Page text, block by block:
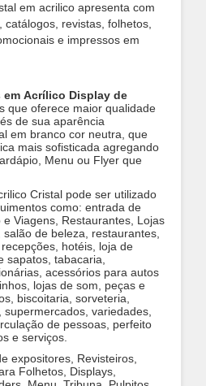
em acrilico apresenta com
revistas, folhetos,
e impressos em
Acrílico Display de
que oferece maior qualidade
de sua aparência
em branco cor neutra, que
mais sofisticada agregando
Menu ou Flyer que
Cristal pode ser utilizado
como: entrada de
Viagens, Restaurantes, Lojas
de beleza, restaurantes,
hotéis, loja de
sapatos, tabacaria,
acessórios para autos
lojas de som, peças e
biscoitaria, sorveteria,
variedades,
de pessoas, perfeito
e serviços.
expositores, Revisteiros,
Folhetos, Displays,